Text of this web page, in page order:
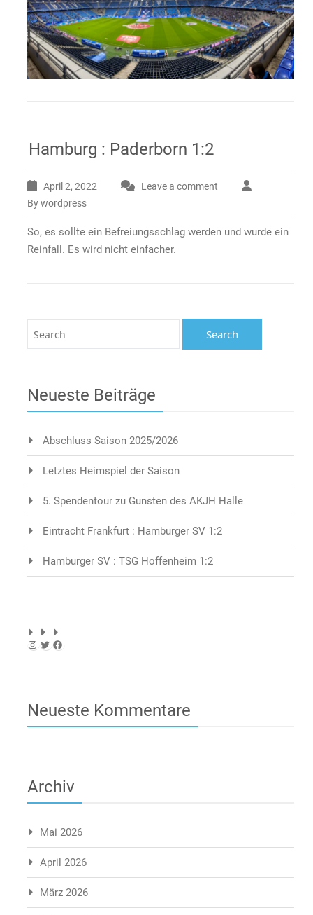
Hamburg : Paderborn 1:2
April 2, 2022
Leave a comment
By wordpress
So, es sollte ein Befreiungsschlag werden und wurde ein
Reinfall. Es wird nicht einfacher.
Neueste Beiträge
Abschluss Saison 2025/2026
Letztes Heimspiel der Saison
5. Spendentour zu Gunsten des AKJH Halle
Eintracht Frankfurt : Hamburger SV 1:2
Hamburger SV : TSG Hoffenheim 1:2
Instagram
TwitterFacebook
Neueste Kommentare
Archiv
Mai 2026
April 2026
März 2026